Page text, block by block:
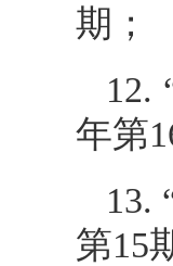
期；
12.
年第
13.
第15